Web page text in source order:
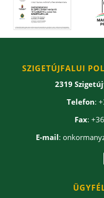
SZIGETÚJFALUI
2319
Telefon:
Fax:
E-mail: